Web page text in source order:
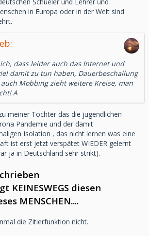
in Europa oder in der Welt sind
dass leider auch das Internet und
damit zu tun haben, Dauerbeschallung
Mobbing zieht weitere Kreise, man
A
meiner Tochter das die jugendlichen
Pandemie und der damit
Isolation , das nicht lernen was eine
ist erst jetzt verspätet WIEDER gelernt
ja in Deutschland sehr strikt).
KEINESWEGS diesen
MENSCHEN....
die Zitierfunktion nicht.